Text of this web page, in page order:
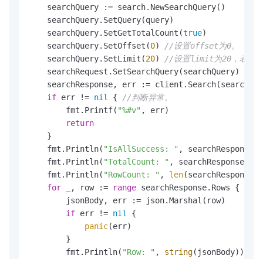
    searchQuery := search.NewSearchQuery()
    searchQuery.SetQuery(query)
    searchQuery.SetGetTotalCount(
true)
    searchQuery.SetOffset(
0) //设置offset为0。
    searchQuery.SetLimit(
20) //设置limit为20，表示最
    searchRequest.SetSearchQuery(searchQuery)
searchResponse, err :=
if err != nil { //判断异常。
        fmt.Printf(
"%#v" , err)
return
    }
    fmt.Println(
"IsAllSuccess: " ,
    fmt.Println(
"TotalCount: " ,
    fmt.Println(
"RowCount: " , len
for _, row := range searchResponse.Rows {
        jsonBody, err := json.Marshal(row)
if err != nil {
panic(err)
        }
        fmt.Println(
"Row: " , string(jsonBody))